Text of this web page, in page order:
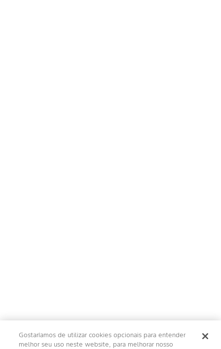
Gostaríamos de utilizar cookies opcionais para entender
melhor seu uso neste website, para melhorar nosso